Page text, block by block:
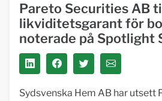
Pareto Securities AB
likviditetsgarant för
noterade på Spotlight
Sydsvenska Hem AB har utsett